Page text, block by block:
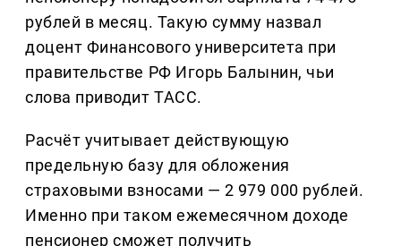
рублей в месяц. Такую сумму назвал
доцент Финансового университета при
правительстве РФ Игорь Балынин, чьи
слова приводит ТАСС.
Расчёт учитывает действующую
предельную базу для обложения
страховыми взносами — 2 979 000 рублей.
Именно при таком ежемесячном доходе
пенсионер сможет получить